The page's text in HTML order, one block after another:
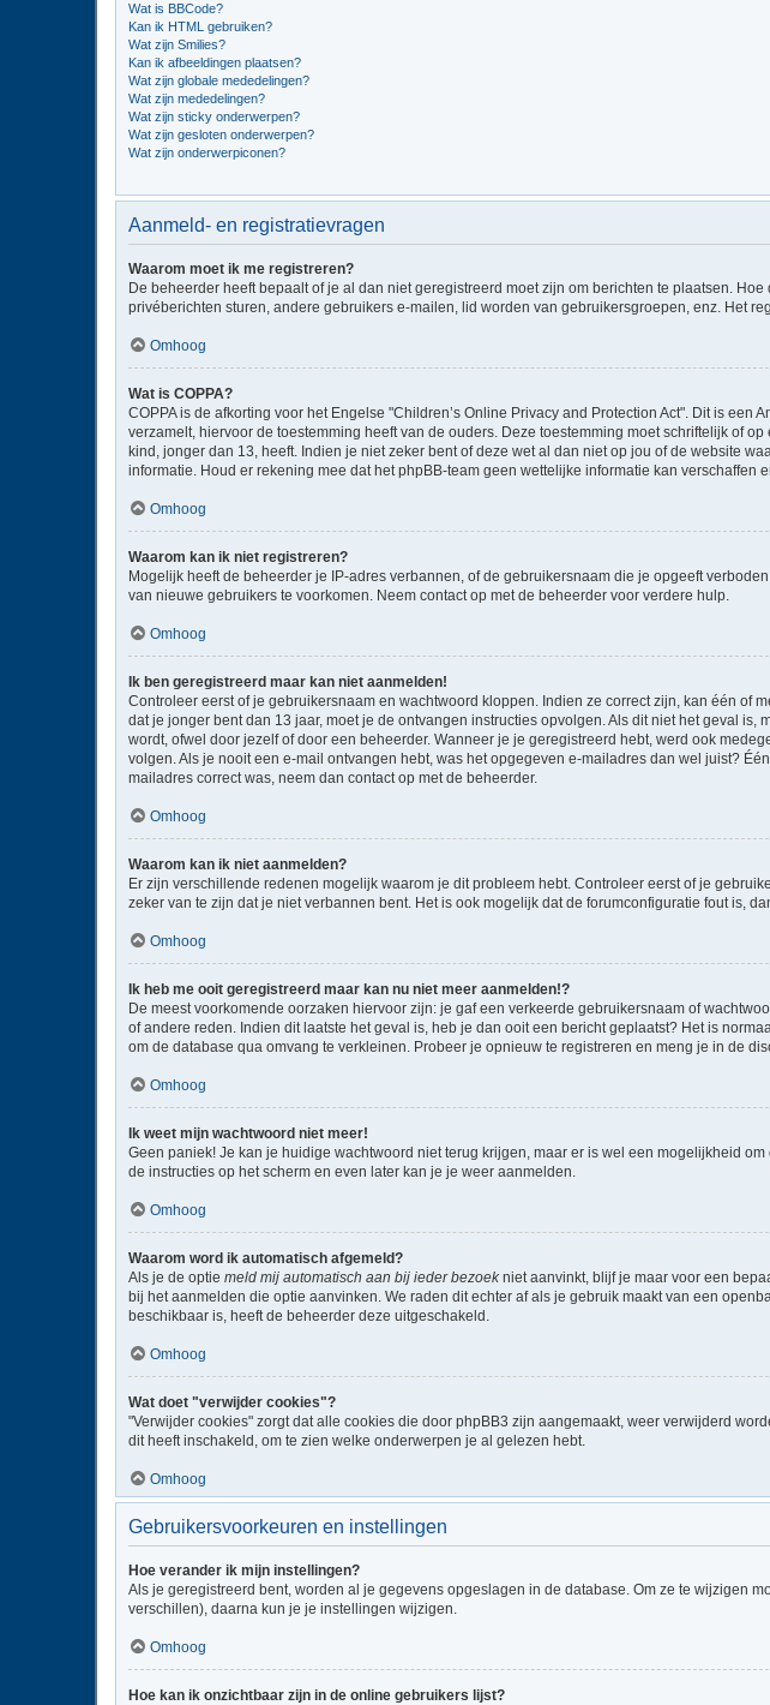
Wat is BBCode?
Kan ik HTML gebruiken?
Wat zijn Smilies?
Kan ik afbeeldingen plaatsen?
Wat zijn globale mededelingen?
Wat zijn mededelingen?
Wat zijn sticky onderwerpen?
Wat zijn gesloten onderwerpen?
Wat zijn onderwerpiconen?
Aanmeld- en registratievragen
Waarom moet ik me registreren?
De beheerder heeft bepaalt of je al dan niet geregistreerd moet zijn om berichten te plaatsen.
privéberichten sturen, andere gebruikers e-mailen, lid worden van gebruikersgroepen, enz. Het
Omhoog
Wat is COPPA?
COPPA is de afkorting voor het Engelse "Children’s Online Privacy and Protection Act". Dit is
verzamelt, hiervoor de toestemming heeft van de ouders. Deze toestemming moet schriftelijk of
kind, jonger dan 13, heeft. Indien je niet zeker bent of deze wet al dan niet op jou of de website
informatie. Houd er rekening mee dat het phpBB-team geen wettelijke informatie kan
Omhoog
Waarom kan ik niet registreren?
Mogelijk heeft de beheerder je IP-adres verbannen, of de gebruikersnaam die je opgeeft
van nieuwe gebruikers te voorkomen. Neem contact op met de beheerder voor verdere hulp.
Omhoog
Ik ben geregistreerd maar kan niet aanmelden!
Controleer eerst of je gebruikersnaam en wachtwoord kloppen. Indien ze correct zijn, kan één of
dat je jonger bent dan 13 jaar, moet je de ontvangen instructies opvolgen. Als dit niet het geval
wordt, ofwel door jezelf of door een beheerder. Wanneer je je geregistreerd hebt, werd ook
volgen. Als je nooit een e-mail ontvangen hebt, was het opgegeven e-mailadres dan wel juist?
mailadres correct was, neem dan contact op met de beheerder.
Omhoog
Waarom kan ik niet aanmelden?
Er zijn verschillende redenen mogelijk waarom je dit probleem hebt. Controleer eerst of je
zeker van te zijn dat je niet verbannen bent. Het is ook mogelijk dat de forumconfiguratie fout is,
Omhoog
Ik heb me ooit geregistreerd maar kan nu niet meer aanmelden!?
De meest voorkomende oorzaken hiervoor zijn: je gaf een verkeerde gebruikersnaam of
of andere reden. Indien dit laatste het geval is, heb je dan ooit een bericht geplaatst? Het is
om de database qua omvang te verkleinen. Probeer je opnieuw te registreren en meng je in de
Omhoog
Ik weet mijn wachtwoord niet meer!
Geen paniek! Je kan je huidige wachtwoord niet terug krijgen, maar er is wel een mogelijkheid
de instructies op het scherm en even later kan je je weer aanmelden.
Omhoog
Waarom word ik automatisch afgemeld?
Als je de optie meld mij automatisch aan bij ieder bezoekniet aanvinkt, blijf je maar voor een
bij het aanmelden die optie aanvinken. We raden dit echter af als je gebruik maakt van een
beschikbaar is, heeft de beheerder deze uitgeschakeld.
Omhoog
Wat doet "verwijder cookies"?
"Verwijder cookies" zorgt dat alle cookies die door phpBB3 zijn aangemaakt, weer verwijderd
dit heeft inschakeld, om te zien welke onderwerpen je al gelezen hebt.
Omhoog
Gebruikersvoorkeuren en instellingen
Hoe verander ik mijn instellingen?
Als je geregistreerd bent, worden al je gegevens opgeslagen in de database. Om ze te wijzigen
verschillen), daarna kun je je instellingen wijzigen.
Omhoog
Hoe kan ik onzichtbaar zijn in de online gebruikers lijst?